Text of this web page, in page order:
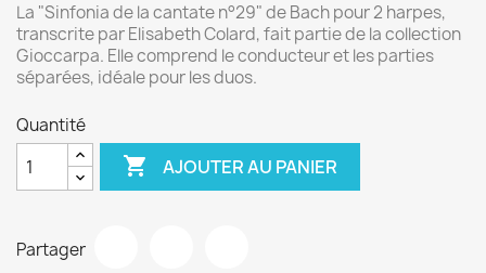
La "Sinfonia de la cantate n°29" de Bach pour 2 harpes,
transcrite par Elisabeth Colard, fait partie de la collection
Gioccarpa. Elle comprend le conducteur et les parties
séparées, idéale pour les duos.
Quantité
 AJOUTER AU PANIER
Partager